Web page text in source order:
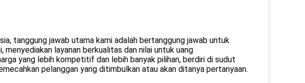
tanggung jawab utama kami adalah bertanggung jawab untuk
layanan berkualitas dan nilai untuk uang
yang lebih kompetitif dan lebih banyak pilihan, berdiri di sudut
pelanggan yang ditimbulkan atau akan ditanya pertanyaan.